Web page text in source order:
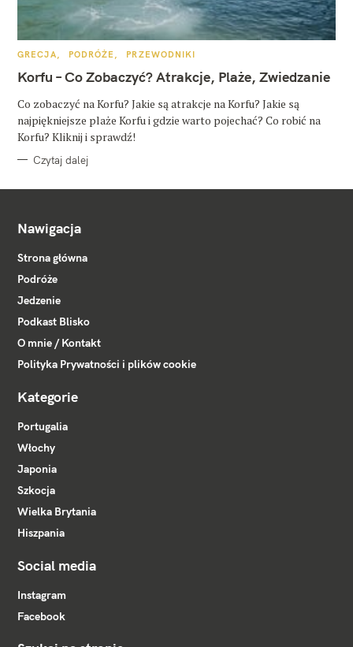
K
T
E
O
R
I
GRECJA PODRÓŻE PRZEWODNIKI
Korfu – Co Zobaczyć? Atrakcje, Plaże, Zwiedzanie
Co zobaczyć na Korfu? Jakie są atrakcje na Korfu? Jakie są
najpiękniejsze plaże Korfu i gdzie warto pojechać? Co robić na
Korfu? Kliknij i sprawdź!
Czytaj dalej
Nawigacja
Strona główna
Podróże
Jedzenie
Podkast Blisko
O mnie / Kontakt
Polityka Prywatności i plików cookie
Kategorie
Portugalia
Włochy
Japonia
Szkocja
Wielka Brytania
Hiszpania
Social media
Instagram
Facebook